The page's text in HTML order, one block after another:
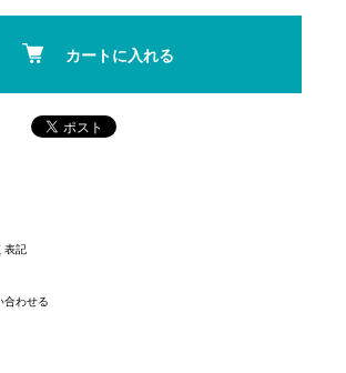
カートに入れる
表記
合わせる